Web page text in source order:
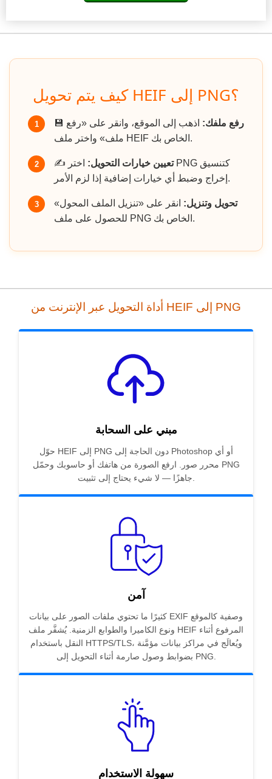
كيف يتم تحويل HEIF إلى PNG؟
1 💾 رفع ملفك: اذهب إلى الموقع، وانقر على «رفع
ملف» واختر ملف HEIF الخاص بك.
2 ✍️ تعيين خيارات التحويل: اختر PNG كتنسيق
إخراج وضبط أي خيارات إضافية إذا لزم الأمر.
3 تحويل وتنزيل: انقر على «تنزيل الملف المحول»
للحصول على ملف PNG الخاص بك.
أداة التحويل عبر الإنترنت من HEIF إلى PNG
مبني على السحابة
حوّل HEIF إلى PNG دون الحاجة إلى Photoshop أو أي
محرر صور. ارفع الصورة من هاتفك أو حاسوبك وحمّل PNG
جاهزًا — لا شيء يحتاج إلى تثبيت.
آمن
كثيرًا ما تحتوي ملفات الصور على بيانات EXIF وصفية كالموقع
ونوع الكاميرا والطوابع الزمنية. يُشفَّر ملف HEIF المرفوع أثناء
النقل باستخدام HTTPS/TLS، ويُعالَج في مراكز بيانات مؤمَّنة
بضوابط وصول صارمة أثناء التحويل إلى PNG.
سهولة الاستخدام